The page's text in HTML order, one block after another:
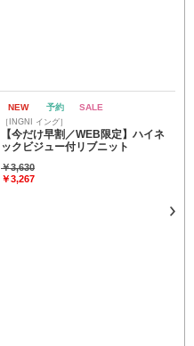
NEW 予約 SALE
［INGNI イング］
【今だけ早割／WEB限定】ハイネ
ックビジュー付リブニット
￥3,630
￥3,267